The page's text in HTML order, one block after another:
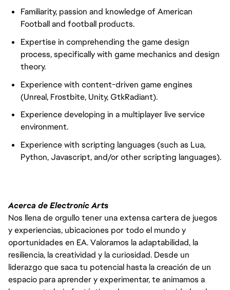
Familiarity, passion and knowledge of American
Football and football products.
Expertise in comprehending the game design
process, specifically with game mechanics and design
theory.
Experience with content-driven game engines
(Unreal, Frostbite, Unity, GtkRadiant).
Experience developing in a multiplayer live service
environment.
Experience with scripting languages (such as Lua,
Python, Javascript, and/or other scripting languages).
Acerca de Electronic Arts
Nos llena de orgullo tener una extensa cartera de juegos
y experiencias, ubicaciones por todo el mundo y
oportunidades en EA. Valoramos la adaptabilidad, la
resiliencia, la creatividad y la curiosidad. Desde un
liderazgo que saca tu potencial hasta la creación de un
espacio para aprender y experimentar, te animamos a